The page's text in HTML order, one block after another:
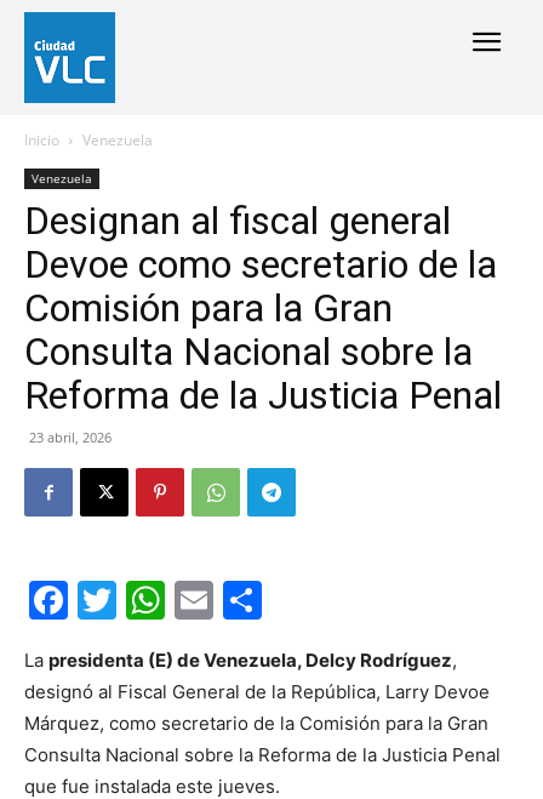
Inicio Venezuela
Venezuela
Designan al fiscal general
Devoe como secretario de la
Comisión para la Gran
Consulta Nacional sobre la
Reforma de la Justicia Penal
23 abril, 2026
Facebook
Twitter
WhatsApp
Email
La presidenta (E) de Venezuela, Delcy Rodríguez,
designó al Fiscal General de la República, Larry Devoe
Márquez, como secretario de la Comisión para la Gran
Consulta Nacional sobre la Reforma de la Justicia Penal
que fue instalada este jueves.